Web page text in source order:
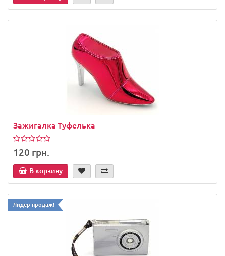
Зажигалка Туфелька
120 грн.
В корзину
Лидер продаж!